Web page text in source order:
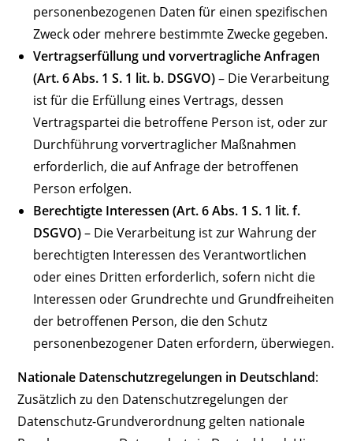
personenbezogenen Daten für einen spezifischen
Zweck oder mehrere bestimmte Zwecke gegeben.
Vertragserfüllung und vorvertragliche Anfragen
(Art. 6 Abs. 1 S. 1 lit. b. DSGVO)– Die Verarbeitung
ist für die Erfüllung eines Vertrags, dessen
Vertragspartei die betroffene Person ist, oder zur
Durchführung vorvertraglicher Maßnahmen
erforderlich, die auf Anfrage der betroffenen
Person erfolgen.
Berechtigte Interessen (Art. 6 Abs. 1 S. 1 lit. f.
DSGVO)– Die Verarbeitung ist zur Wahrung der
berechtigten Interessen des Verantwortlichen
oder eines Dritten erforderlich, sofern nicht die
Interessen oder Grundrechte und Grundfreiheiten
der betroffenen Person, die den Schutz
personenbezogener Daten erfordern, überwiegen.
Nationale Datenschutzregelungen in Deutschland:
Zusätzlich zu den Datenschutzregelungen der
Datenschutz-Grundverordnung gelten nationale